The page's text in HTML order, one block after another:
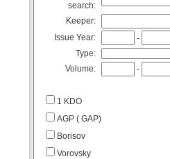
search:
Keeper:
Issue Year:
-
Type:
Volume:
-
1 KDO
AGP ( GAP)
Borisov
Vorovsky